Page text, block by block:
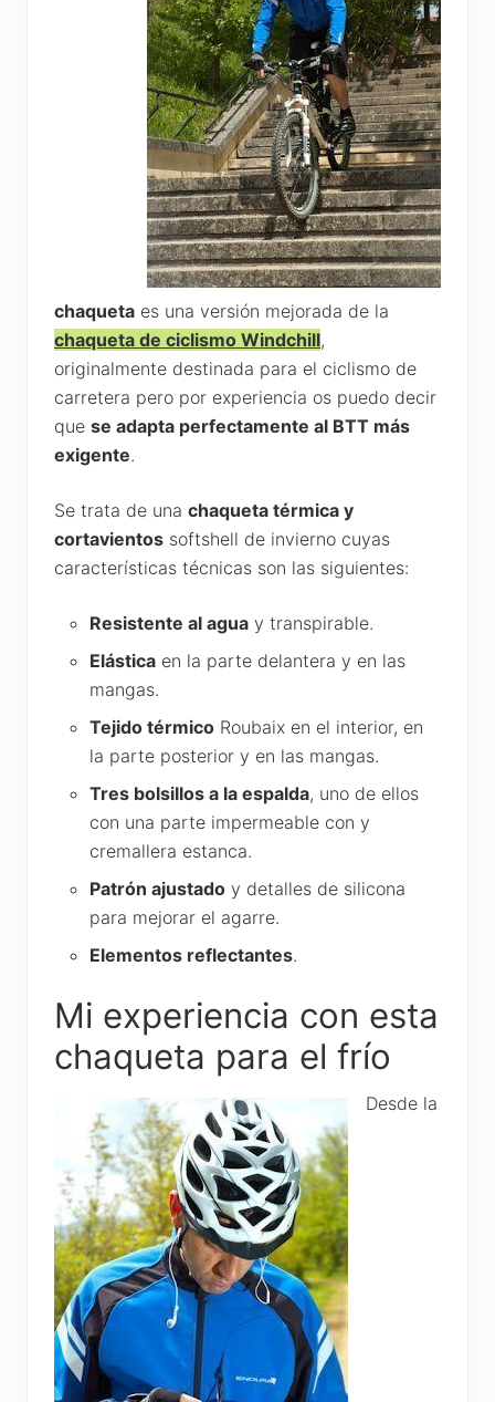
chaqueta es una versión mejorada de la
chaqueta de ciclismo Windchill,
originalmente destinada para el ciclismo de
carretera pero por experiencia os puedo decir
que se adapta perfectamente al BTT más
exigente.
Se trata de una chaqueta térmica y
cortavientos softshell de invierno cuyas
características técnicas son las siguientes:
Resistente al agua y transpirable.
Elástica en la parte delantera y en las
mangas.
Tejido térmico Roubaix en el interior, en
la parte posterior y en las mangas.
Tres bolsillos a la espalda, uno de ellos
con una parte impermeable con y
cremallera estanca.
Patrón ajustado y detalles de silicona
para mejorar el agarre.
Elementos reflectantes.
Mi experiencia con esta
chaqueta para el frío
Desde la